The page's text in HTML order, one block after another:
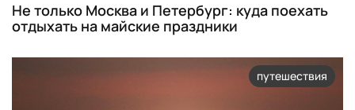
Не только Москва и Петербург: куда поехать
отдыхать на майские праздники
путешествия